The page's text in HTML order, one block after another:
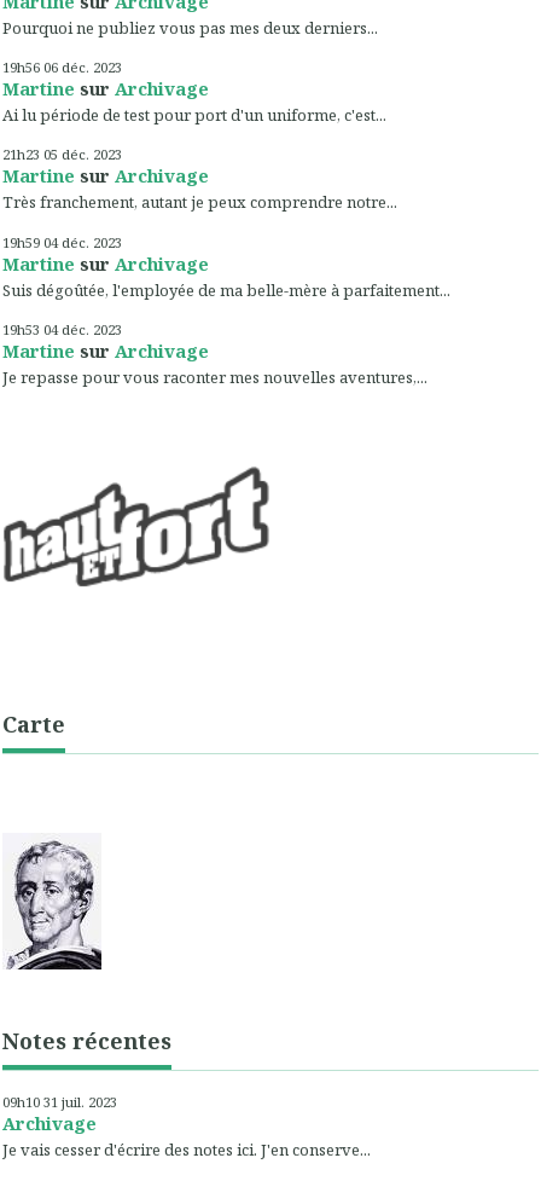
Pourquoi ne publiez vous pas mes deux derniers...
19h56 06 déc. 2023
Martine sur Archivage
Ai lu période de test pour port d'un uniforme, c'est...
21h23 05 déc. 2023
Martine sur Archivage
Très franchement, autant je peux comprendre notre...
19h59 04 déc. 2023
Martine sur Archivage
Suis dégoûtée, l'employée de ma belle-mère à parfaitement...
19h53 04 déc. 2023
Martine sur Archivage
Je repasse pour vous raconter mes nouvelles aventures,...
Carte
Notes récentes
09h10 31 juil. 2023
Archivage
Je vais cesser d'écrire des notes ici. J'en conserve...